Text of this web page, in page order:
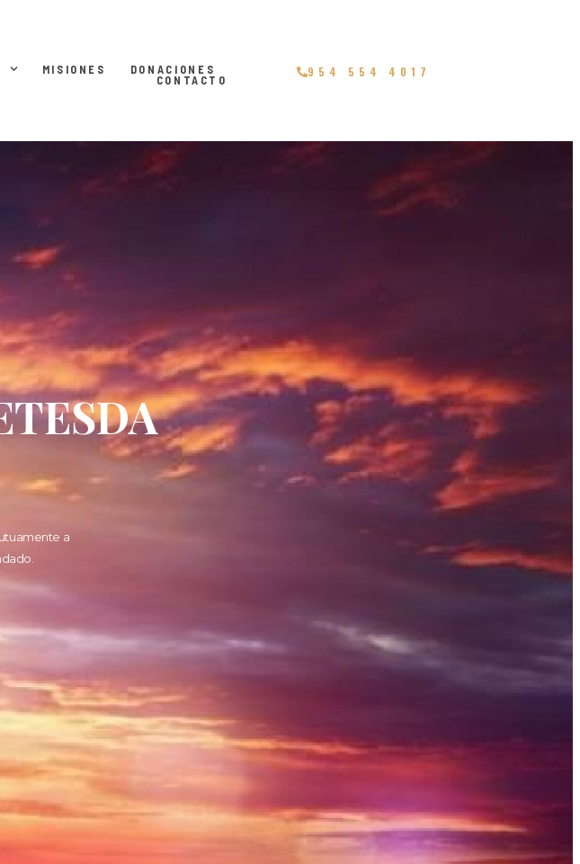
MISIONES
DONACIONES
CONTACTO
954 554 4017
a